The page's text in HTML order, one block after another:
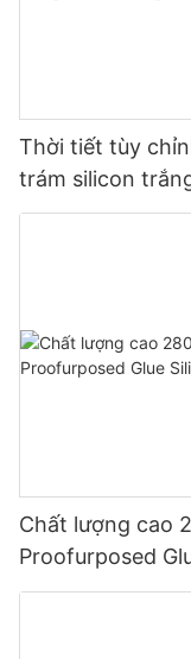
Thời tiết tùy
trám silicon
nhà bếp
Chất lượng cao
Proofurposed